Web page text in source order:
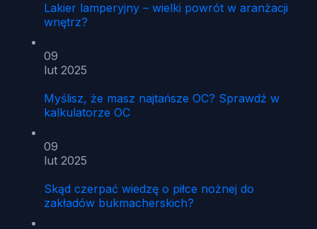
Lakier lamperyjny – wielki powrót w aranżacji
wnętrz?
09
lut 2025
Myślisz, że masz najtańsze OC? Sprawdź w
kalkulatorze OC
09
lut 2025
Skąd czerpać wiedzę o piłce nożnej do
zakładów bukmacherskich?